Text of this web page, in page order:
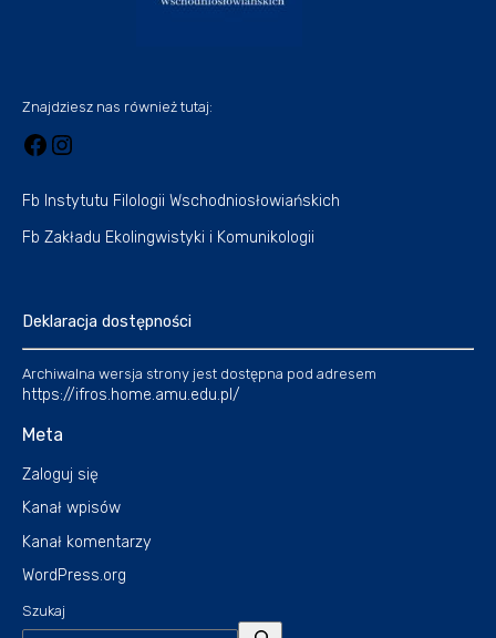
Znajdziesz nas również tutaj:
Fb Instytutu Filologii Wschodniosłowiańskich
Fb Zakładu Ekolingwistyki i Komunikologii
Deklaracja dostępności
Archiwalna wersja strony jest dostępna pod adresem
https://ifros.home.amu.edu.pl/
Meta
Zaloguj się
Kanał wpisów
Kanał komentarzy
WordPress.org
Szukaj